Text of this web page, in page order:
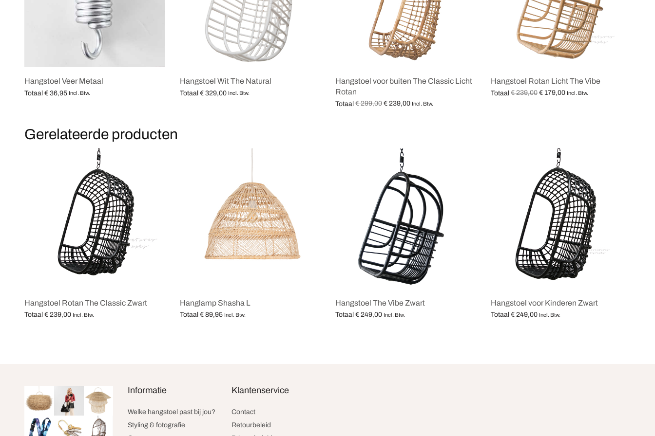
Hangstoel Veer Metaal
Totaal € 36,95 Incl. Btw.
Hangstoel Wit The Natural
Totaal € 329,00 Incl. Btw.
Hangstoel voor buiten The Classic Licht
Rotan
Totaal €299,00 Oorspronkelijke
€ 239,00Huidige
Incl. Btw.
Hangstoel Rotan Licht The Vibe
Totaal €239,00 Oorspronkelijke
€ 179,00Huidige
Incl. Btw.
Gerelateerde producten
Hangstoel Rotan The Classic Zwart
Totaal € 239,00 Incl. Btw.
Hanglamp Shasha L
Totaal € 89,95 Incl. Btw.
Hangstoel The Vibe Zwart
Totaal € 249,00 Incl. Btw.
Hangstoel voor Kinderen Zwart
Totaal € 249,00 Incl. Btw.
Informatie
Welke hangstoel past bij jou?
Styling & fotografie
Klantenservice
Contact
Retourbeleid